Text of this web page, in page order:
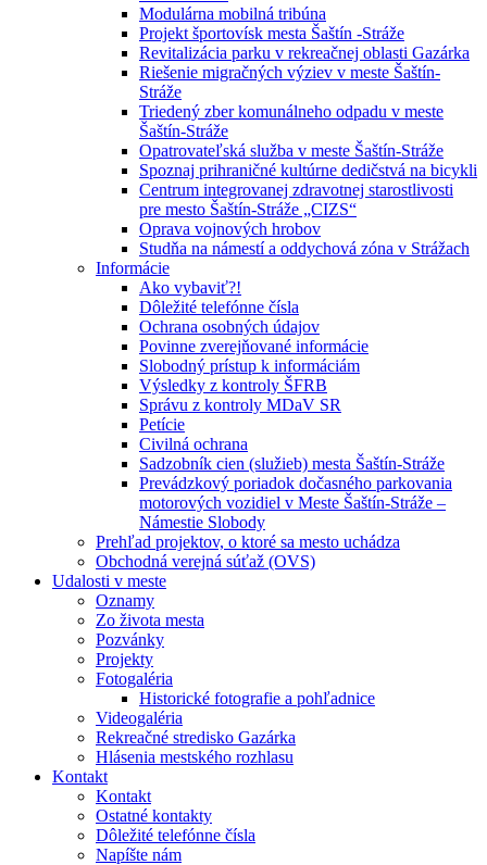
Modulárna mobilná tribúna
Projekt športovísk mesta Šaštín -Stráže
Revitalizácia parku v rekreačnej oblasti Gazárka
Riešenie migračných výziev v meste Šaštín-
Stráže
Triedený zber komunálneho odpadu v meste
Šaštín-Stráže
Opatrovateľská služba v meste Šaštín-Stráže
Spoznaj prihraničné kultúrne dedičstvá na bicykli
Centrum integrovanej zdravotnej starostlivosti
pre mesto Šaštín-Stráže „CIZS“
Oprava vojnových hrobov
Studňa na námestí a oddychová zóna v Strážach
Informácie
Ako vybaviť?!
Dôležité telefónne čísla
Ochrana osobných údajov
Povinne zverejňované informácie
Slobodný prístup k informáciám
Výsledky z kontroly ŠFRB
Správu z kontroly MDaV SR
Petície
Civilná ochrana
Sadzobník cien (služieb) mesta Šaštín-Stráže
Prevádzkový poriadok dočasného parkovania
motorových vozidiel v Meste Šaštín-Stráže –
Námestie Slobody
Prehľad projektov, o ktoré sa mesto uchádza
Obchodná verejná súťaž (OVS)
Udalosti v meste
Oznamy
Zo života mesta
Pozvánky
Projekty
Fotogaléria
Historické fotografie a pohľadnice
Videogaléria
Rekreačné stredisko Gazárka
Hlásenia mestského rozhlasu
Kontakt
Kontakt
Ostatné kontakty
Dôležité telefónne čísla
Napíšte nám